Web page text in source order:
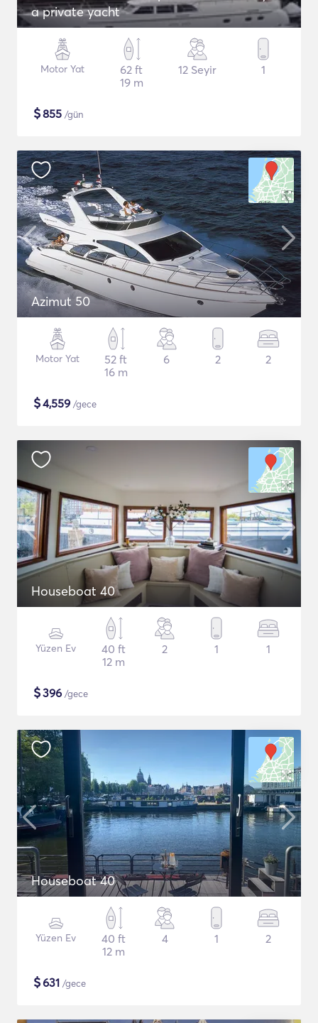
a private yacht
Motor Yat
62 ft
19 m
12 Seyir 1
$855 /gün
Azimut 50
Motor Yat
52 ft
16 m
6 2 2
$4,559 /gece
Houseboat 40
Yüzen Ev
40 ft
12 m
2 1 1
$396 /gece
Houseboat 40
Yüzen Ev
40 ft
12 m
4 1 2
$631 /gece